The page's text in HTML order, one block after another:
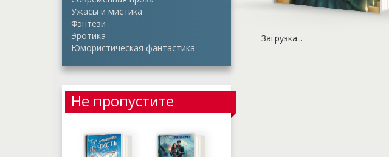
Ужасы и мистика
Фэнтези
Эротика
Юмористическая фантастика
Не пропустите
Загрузка...